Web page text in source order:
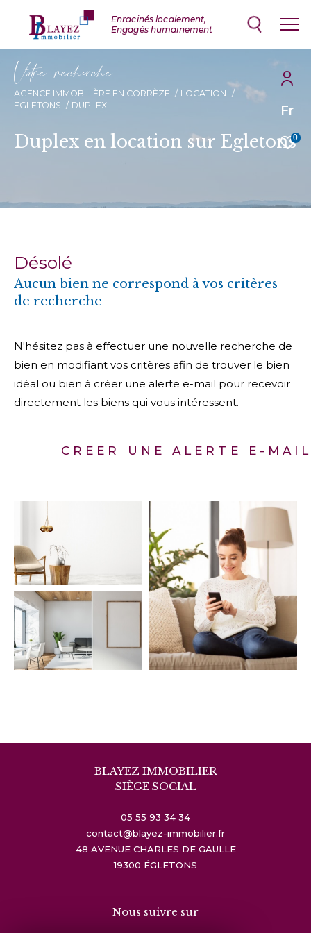
Fr
0
Vore recece
AGENCE IMMOBILIÈRE EN CORRÈZE
LOCATION
EGLETONS
DUPLEX
Duplex en location sur Egletons
Désolé
Aucun bien ne correspond à vos critères
de recherche
N'hésitez pas à effectuer une nouvelle recherche de
bien en modifiant vos critères afin de trouver le bien
idéal ou bien à créer une alerte e-mail pour recevoir
directement les biens qui vous intéressent.
CREER UNE ALERTE E-
BLAYEZ IMMOBILIER
SIÈGE SOCIAL
05 55 93 34 34
contact@blayez-immobilier.fr
48 AVENUE CHARLES DE GAULLE
19300
ÉGLETONS
Nous suivre sur